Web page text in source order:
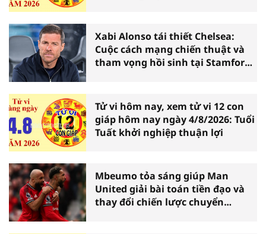
Xabi Alonso tái thiết Chelsea:
Cuộc cách mạng chiến thuật và
tham vọng hồi sinh tại Stamford
Tử vi hôm nay, xem tử vi 12 con
giáp hôm nay ngày 4/8/2026: Tuổi
Tuất khởi nghiệp thuận lợi
Mbeumo tỏa sáng giúp Man
United giải bài toán tiền đạo và
thay đổi chiến lược chuyển